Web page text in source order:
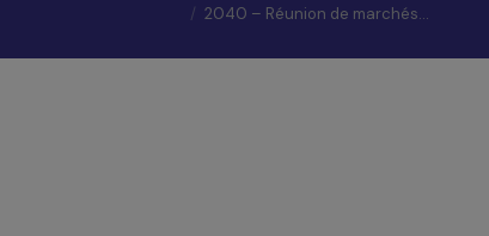
2040 – Réunion de marchés…